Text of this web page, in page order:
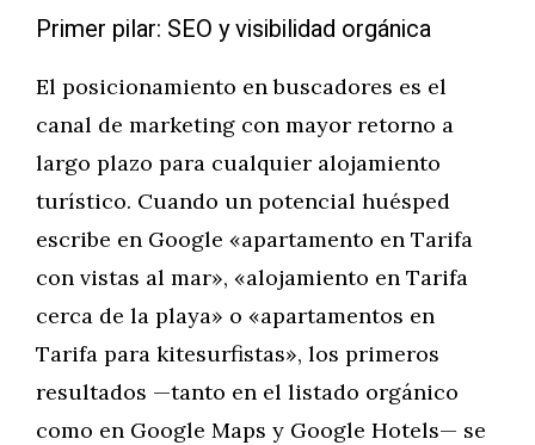
Primer pilar: SEO y visibilidad orgánica
El posicionamiento en buscadores es el
canal de marketing con mayor retorno a
largo plazo para cualquier alojamiento
turístico. Cuando un potencial huésped
escribe en Google «apartamento en Tarifa
con vistas al mar», «alojamiento en Tarifa
cerca de la playa» o «apartamentos en
Tarifa para kitesurfistas», los primeros
resultados —tanto en el listado orgánico
como en Google Maps y Google Hotels— se